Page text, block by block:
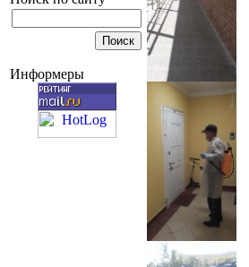
Информеры